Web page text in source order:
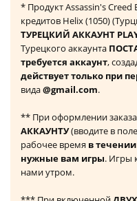
* Продукт Assassin's
кредитов Helix (1050)
ТУРЕЦКИЙ АККАУНТ
Турецкого аккаунта
требуется аккаунт,
действует только при
вида@gmail.com.
** При оформлении
АККАУНТУ(вводите в
рабочее время в
нужные вам игры. Игры
нами утром.